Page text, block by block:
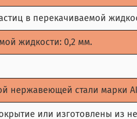
в перекачиваемой
жидкости: 0,2 мм.
нержавеющей стали марки
или изготовлены из